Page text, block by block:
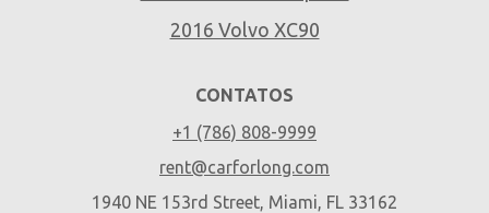
2016 Volvo XC90
CONTATOS
+1 (786) 808-9999
rent@carforlong.com
1940 NE 153rd Street, Miami, FL 33162